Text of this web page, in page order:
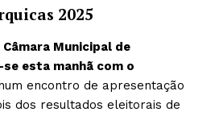
2025
Municipal de
esta manhã com o
encontro de apresentação
dos resultados eleitorais de